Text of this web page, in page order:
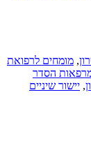
מומחים לרפואת
הסדר
שיניים